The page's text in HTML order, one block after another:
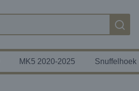
MK5 2020-2025 Snuffelhoek